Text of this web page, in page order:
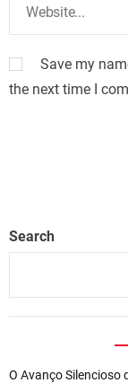
Save my
the next time I
Search
O Avanço Silencioso